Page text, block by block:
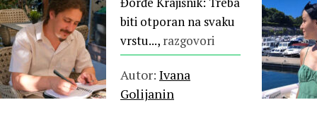
biti otporan na svaku
vrstu..., razgovori
Autor: Ivana
Golijanin